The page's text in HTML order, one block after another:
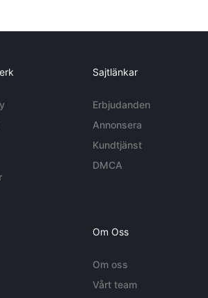
Sajtlänkar
Erbjudanden
Annonsera
Kundtjänst
DMCA
Om Oss
Om oss
Vårt team